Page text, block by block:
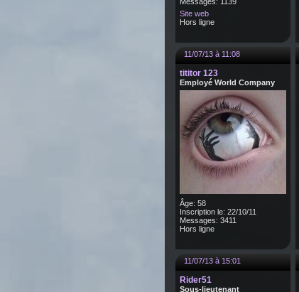
Site web
Hors ligne
11/07/13 à 11:08
tititor 123
Employé World Company
Âge: 58
Inscription le: 22/10/11
Messages: 3411
Hors ligne
11/07/13 à 15:01
Rider51
Sous-lieutenant